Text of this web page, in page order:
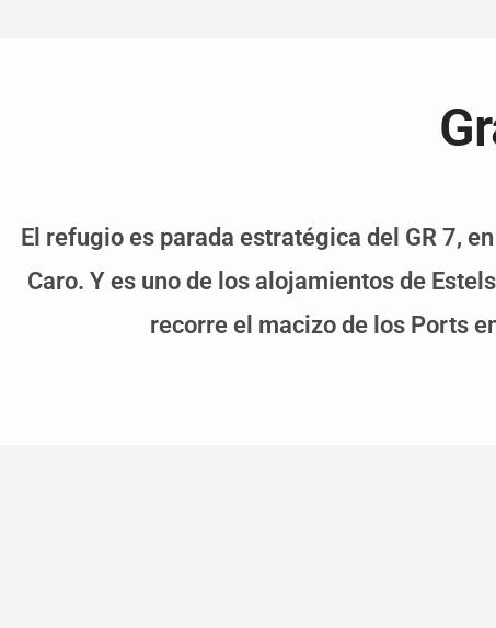
El refugio es parada estratégica del GR 7,
Caro. Y es uno de los alojamientos de
recorre el macizo de los Ports